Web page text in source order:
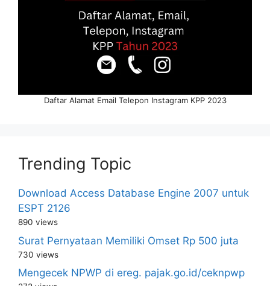
Daftar Alamat Email Telepon Instagram KPP 2023
Trending Topic
Download Access Database Engine 2007 untuk
ESPT 2126
890 views
Surat Pernyataan Memiliki Omset Rp 500 juta
730 views
Mengecek NPWP di ereg. pajak.go.id/ceknpwp